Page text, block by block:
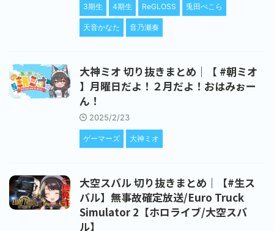
3期生 4期生 ReGLOSS 兎田ぺこら
天音かなた 音乃瀬奏
大神ミオ 切り抜きまとめ｜【 #朝ミオ
】月曜日だよ！２月だよ！おはみぉー
ん！
2025/2/23
ゲーマーズ 大神ミオ
大空スバル 切り抜きまとめ｜【#生ス
バル】無事故確定放送/Euro Truck
Simulator 2【ホロライブ/大空スバ
ル】